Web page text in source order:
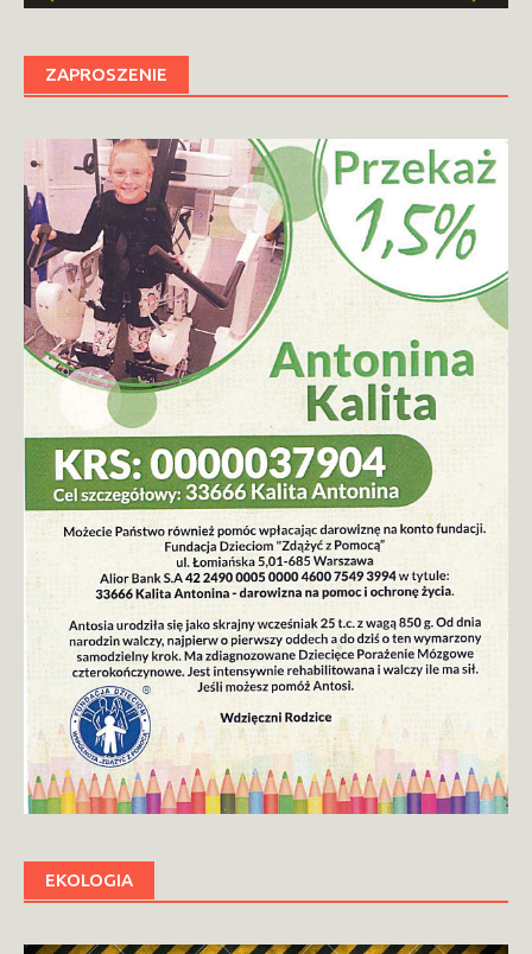
ZAPROSZENIE
EKOLOGIA